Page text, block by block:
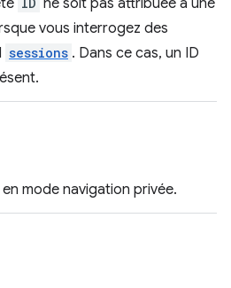
ne soit pas attribuée à une
vous interrogez des
sessions . Dans ce cas, un ID
mode navigation privée.